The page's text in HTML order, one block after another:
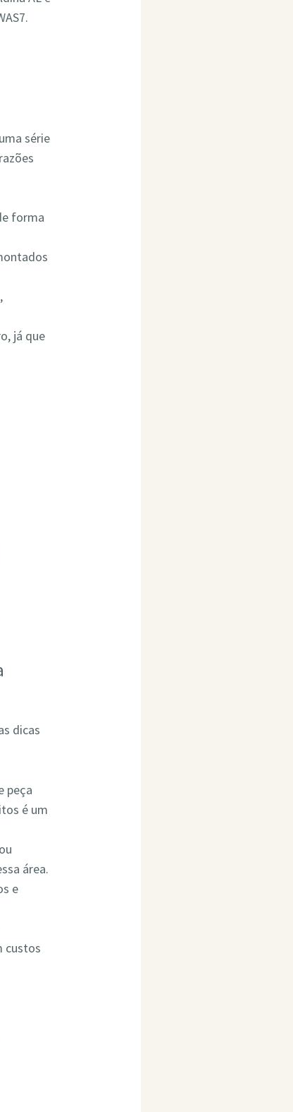
série
forma
já que
dicas
peça
é um
área.
e
custos